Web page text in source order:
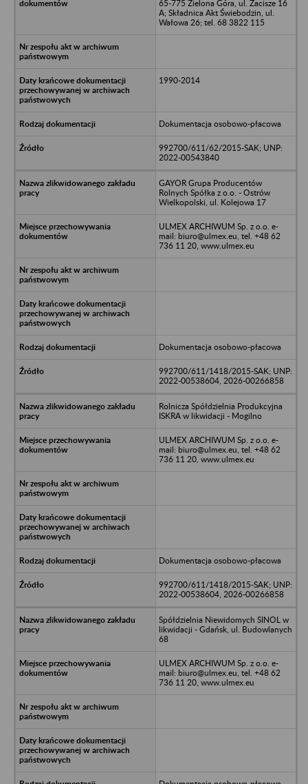
65-775 Zielona Góra, ul. Zacisze 16
A; Składnica Akt Świebodzin, ul.
Wałowa 26; tel. 68 3822 115
1990-2014
Dokumentacja osobowo-płacowa
992700/611/62/2015-SAK; UNP:
2022-00543840
GAYOR Grupa Producentów
Rolnych Spółka z o.o. - Ostrów
Wielkopolski, ul. Kolejowa 17
ULMEX ARCHIWUM Sp. z o.o. e-
mail: biuro@ulmex.eu, tel. +48 62
736 11 20, www.ulmex.eu
Dokumentacja osobowo-płacowa
992700/611/1418/2015-SAK; UNP:
2022-00538604, 2026-00266858
Rolnicza Spółdzielnia Produkcyjna
ISKRA w likwidacji - Mogilno
ULMEX ARCHIWUM Sp. z o.o. e-
mail: biuro@ulmex.eu, tel. +48 62
736 11 20, www.ulmex.eu
Dokumentacja osobowo-płacowa
992700/611/1418/2015-SAK; UNP:
2022-00538604, 2026-00266858
Spółdzielnia Niewidomych SINOL w
likwidacji - Gdańsk, ul. Budowlanych
68
ULMEX ARCHIWUM Sp. z o.o. e-
mail: biuro@ulmex.eu, tel. +48 62
736 11 20, www.ulmex.eu